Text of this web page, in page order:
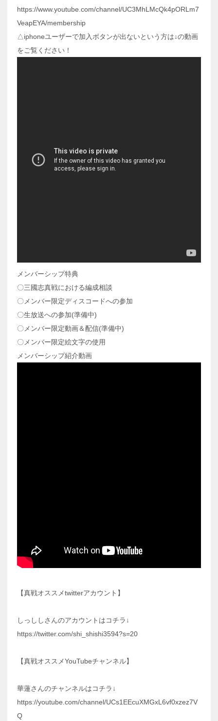
https://www.youtube.com/channel/UC3MhLMcQk4pORLm7
VeapEYA/membership
△iphoneユーザーで加入ボタンが出ないという方は↓の動画
をご覧ください！
メンバーシップ特典
〇三國志真戦における編成相談
〇メンバー限定ディスコードへの参加
〇生放送への参加(準備中)
〇メンバー限定動画＆配信(準備中)
〇メンバー限定絵文字の使用
メンバーシップ紹介動画
【真戦オススメtwitterアカウント】
しっししさんのアカウントはコチラ↓
https://twitter.com/shi_shishi3594?s=20
【真戦オススメYouTubeチャンネル】
華蓮さんのチャンネルはコチラ↓
https://youtube.com/channel/UCs1EEcuXMGxL6vf0xzez7V
Q